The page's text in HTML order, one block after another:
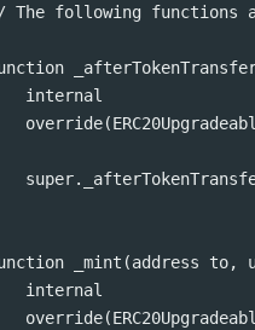
The following functions
internal
_mint(address to,
internal